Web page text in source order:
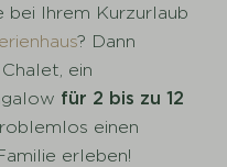
bei Ihrem Kurzurlaub
? Dann
ein
für 2 bis zu 12
einen
erleben!